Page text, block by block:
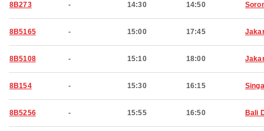
8B273 - 14:30 14:50
8B5165 - 15:00 17:45
8B5108 - 15:10 18:00
8B154 - 15:30 16:15
8B5256 - 15:55 16:50 Bali